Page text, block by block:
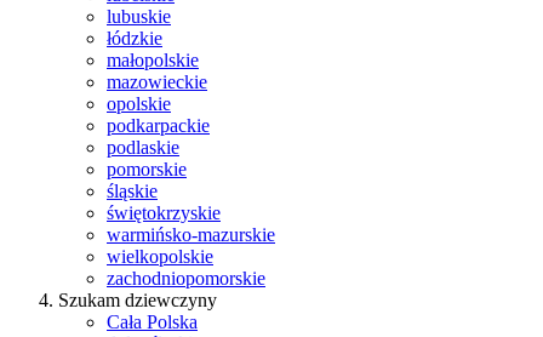
lubuskie
łódzkie
małopolskie
mazowieckie
opolskie
podkarpackie
podlaskie
pomorskie
śląskie
świętokrzyskie
warmińsko-mazurskie
wielkopolskie
zachodniopomorskie
Szukam dziewczyny
Cała Polska